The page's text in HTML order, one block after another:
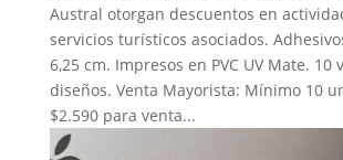
Austral otorgan descuentos en
servicios turísticos asociados.
6,25 cm. Impresos en PVC UV Mate. 10
diseños. Venta Mayorista: Mínimo 10
$2.590 para venta...